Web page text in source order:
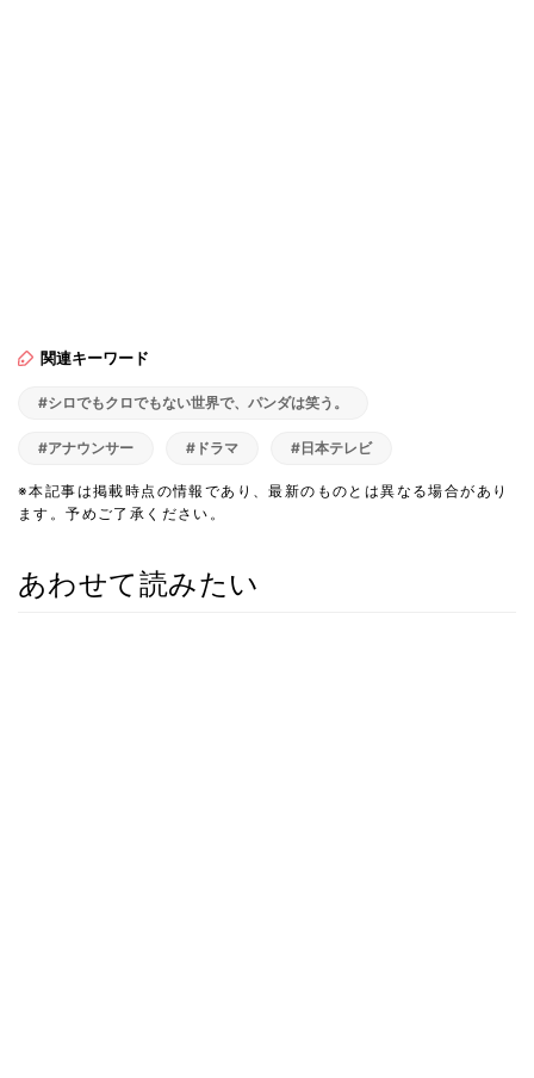
関連キーワード
#シロでもクロでもない世界で、パンダは笑う。
#アナウンサー #ドラマ #日本テレビ
※本記事は掲載時点の情報であり、最新のものとは異なる場合があり
ます。予めご了承ください。
あわせて読みたい